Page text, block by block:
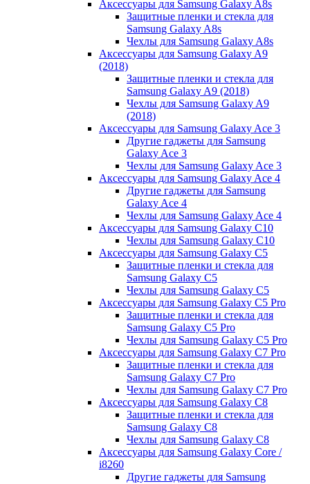
Аксессуары для Samsung Galaxy A8s
Защитные пленки и стекла для
Samsung Galaxy A8s
Чехлы для Samsung Galaxy A8s
Аксессуары для Samsung Galaxy A9
(2018)
Защитные пленки и стекла для
Samsung Galaxy A9 (2018)
Чехлы для Samsung Galaxy A9
(2018)
Аксессуары для Samsung Galaxy Ace 3
Другие гаджеты для Samsung
Galaxy Ace 3
Чехлы для Samsung Galaxy Ace 3
Аксессуары для Samsung Galaxy Ace 4
Другие гаджеты для Samsung
Galaxy Ace 4
Чехлы для Samsung Galaxy Ace 4
Аксессуары для Samsung Galaxy C10
Чехлы для Samsung Galaxy C10
Аксессуары для Samsung Galaxy C5
Защитные пленки и стекла для
Samsung Galaxy C5
Чехлы для Samsung Galaxy C5
Аксессуары для Samsung Galaxy C5 Pro
Защитные пленки и стекла для
Samsung Galaxy C5 Pro
Чехлы для Samsung Galaxy C5 Pro
Аксессуары для Samsung Galaxy C7 Pro
Защитные пленки и стекла для
Samsung Galaxy C7 Pro
Чехлы для Samsung Galaxy C7 Pro
Аксессуары для Samsung Galaxy C8
Защитные пленки и стекла для
Samsung Galaxy C8
Чехлы для Samsung Galaxy C8
Аксессуары для Samsung Galaxy Core /
i8260
Другие гаджеты для Samsung